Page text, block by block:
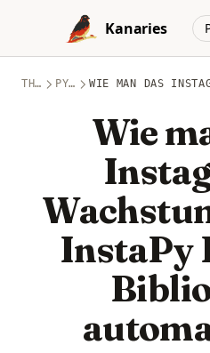
Skip to content
Kanaries
THEMEN PYTHON WIE MAN DAS
Wie
InstaPy